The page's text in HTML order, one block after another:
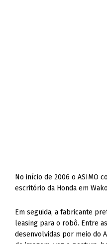
No início de 2006 o ASIMO
escritório da Honda em
Em seguida, a fabricante
leasing para o robô. Entre
desenvolvidas por meio do